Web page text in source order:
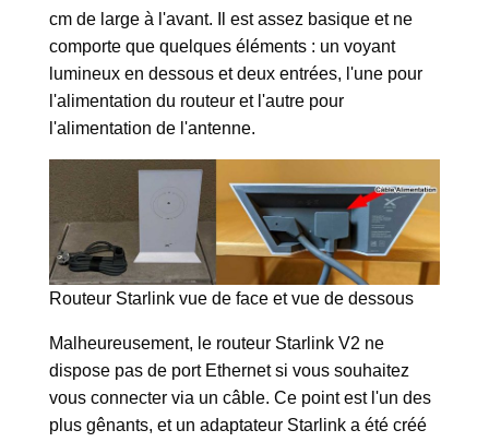
cm de large à l'avant. Il est assez basique et ne
comporte que quelques éléments : un voyant
lumineux en dessous et deux entrées, l'une pour
l'alimentation du routeur et l'autre pour
l'alimentation de l'antenne.
Routeur Starlink vue de face et vue de dessous
Malheureusement, le routeur Starlink V2 ne
dispose pas de port Ethernet si vous souhaitez
vous connecter via un câble. Ce point est l'un des
plus gênants, et un adaptateur Starlink a été créé